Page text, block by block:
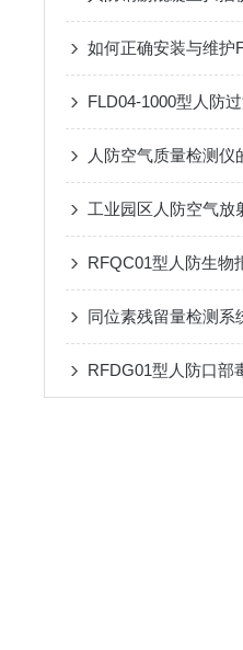
人防空气质量检测仪
同位素残留量检测系